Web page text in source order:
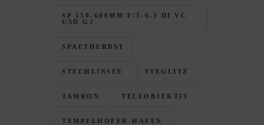
SP 150-600MM F/5-6.3 DI VC
USD G2
SPAETHERBST
STECHLINSEE STEGLITZ
TAMRON TELEOBJEKTIV
TEMPELHOFER-HAFEN